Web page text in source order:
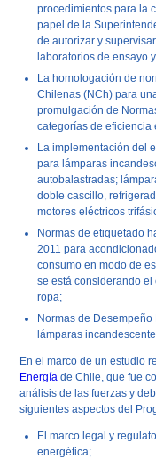
procedimientos para la
papel de la
de autorizar y
laboratorios de ensayo
La homologación de
Chilenas (NCh) para
promulgación de
categorías de eficiencia
La implementación del
para lámparas
autobalastradas;
doble cascillo,
motores eléctricos
Normas de etiquetado
2011 para
consumo en modo de
se está considerando
ropa;
Normas de
lámparas
En el marco de un estudio
Energía de Chile, que fue
análisis de las fuerzas y
siguientes aspectos del
El marco legal y
energética;